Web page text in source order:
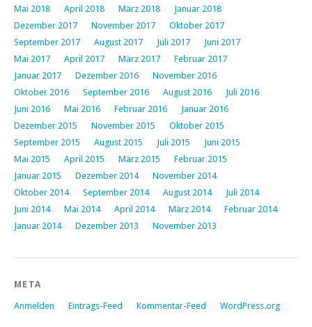
Mai 2018
April 2018 März 2018
Januar 2018
Dezember 2017
November 2017
Oktober 2017
September 2017
August 2017 Juli 2017
Juni 2017
Mai 2017
April 2017 März 2017
Februar 2017
Januar 2017
Dezember 2016
November 2016
Oktober 2016
September 2016 August 2016
Juli 2016
Juni 2016
Mai 2016 Februar 2016
Januar 2016
Dezember 2015
November 2015
Oktober 2015
September 2015
August 2015 Juli 2015
Juni 2015
Mai 2015
April 2015 März 2015
Februar 2015
Januar 2015
Dezember 2014
November 2014
Oktober 2014
September 2014 August 2014
Juli 2014
Juni 2014
Mai 2014 April 2014 März 2014
Februar 2014
Januar 2014
Dezember 2013 November 2013
META
Anmelden Eintrags-Feed Kommentar-Feed WordPress.org